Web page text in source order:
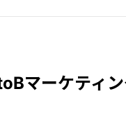
マーケティ